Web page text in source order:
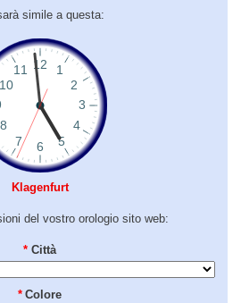
simile a questa:
Klagenfurt
del vostro orologio sito web:
* Città
* Colore